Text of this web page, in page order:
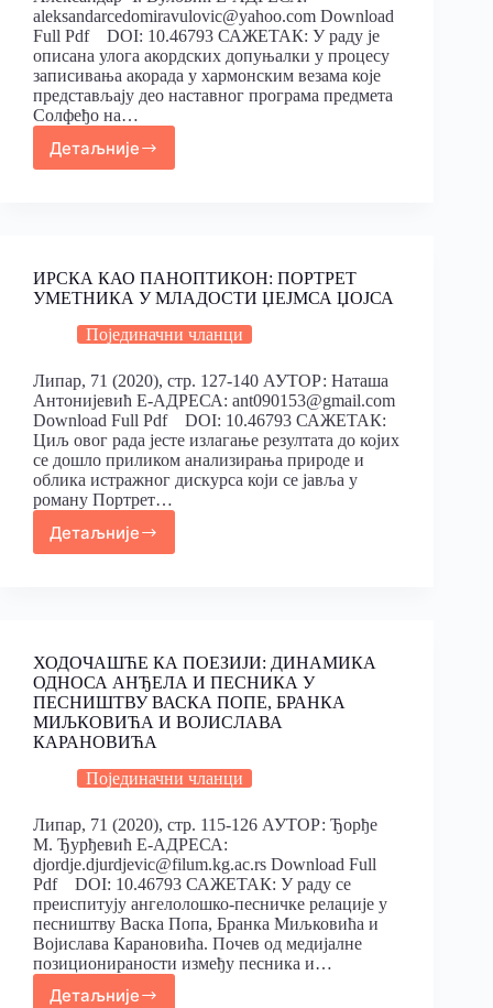
aleksandarcedomiravulovic@yahoo.com Download
Full Pdf DOI: 10.46793 САЖЕТАК: У раду је
описана улога акордских допуњалки у процесу
записивања акорада у хармонским везама које
представљају део наставног програма предмета
Солфеђо на…
Детаљније
ИРСКА КАО ПАНОПТИКОН: ПОРТРЕТ
УМЕТНИКА У МЛАДОСТИ ЏЕЈМСА ЏОЈСА
Појединачни чланци
Липар, 71 (2020), стр. 127-140 АУТОР: Наташа
Антонијевић Е-АДРЕСА: ant090153@gmail.com
Download Full Pdf DOI: 10.46793 САЖЕТАК:
Циљ овог рада јесте излагање резултата до којих
се дошло приликом анализирања природе и
облика истражног дискурса који се јавља у
роману Портрет…
Детаљније
ХОДОЧАШЋЕ КА ПОЕЗИЈИ: ДИНАМИКА
ОДНОСА АНЂЕЛА И ПЕСНИКА У
ПЕСНИШТВУ ВАСКА ПОПЕ, БРАНКА
МИЉКОВИЋА И ВОЈИСЛАВА
КАРАНОВИЋА
Појединачни чланци
Липар, 71 (2020), стр. 115-126 АУТОР: Ђорђе
М. Ђурђевић Е-АДРЕСА:
djordje.djurdjevic@filum.kg.ac.rs Download Full
Pdf DOI: 10.46793 САЖЕТАК: У раду се
преиспитују ангелолошко-песничке релације у
песништву Васка Попа, Бранка Миљковића и
Војислава Карановића. Почев од медијалне
позиционираности између песника и…
Детаљније